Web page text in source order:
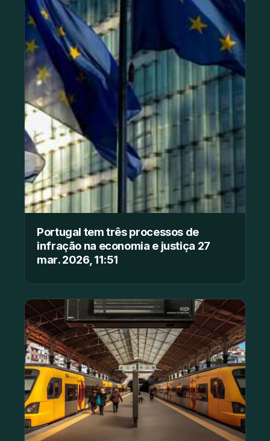
Portugal tem três processos de
infração na economia e justiça 27
mar. 2026, 11:51